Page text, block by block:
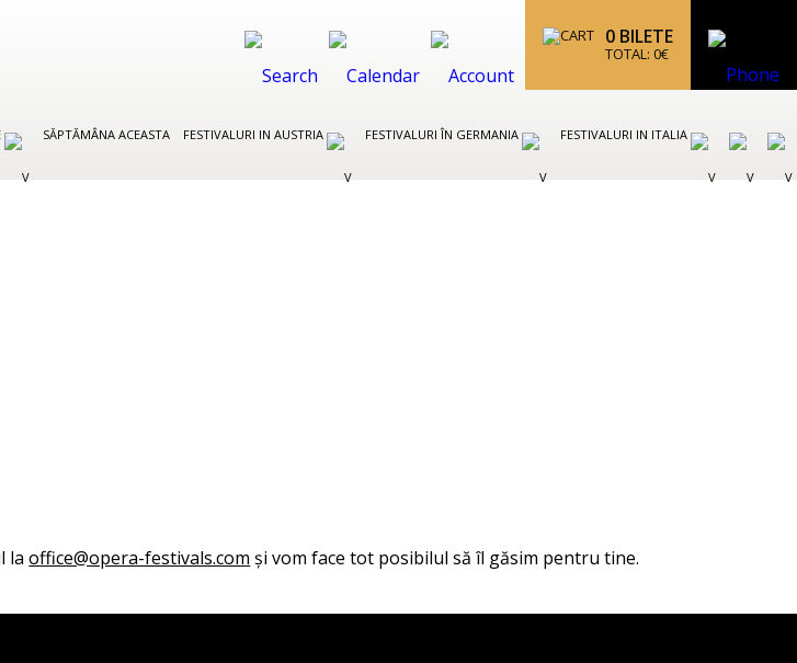
0 BILETE
TOTAL: 0€
SĂPTĂMÂNA ACEASTA FESTIVALURI IN AUSTRIA FESTIVALURI ÎN GERMANIA FESTIVALURI IN ITALIA
laoffice@opera-festivals.com și vom face tot posibilul să îl găsim pentru tine.